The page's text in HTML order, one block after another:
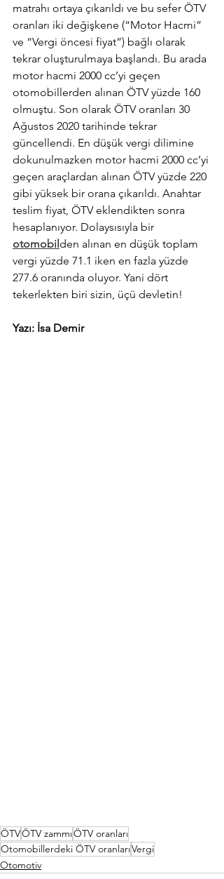
matrahı ortaya çıkarıldı ve bu sefer ÖTV
oranları iki değişkene (“Motor Hacmi”
ve “Vergi öncesi fiyat”) bağlı olarak
tekrar oluşturulmaya başlandı. Bu arada
motor hacmi 2000 cc’yi geçen
otomobillerden alınan ÖTV yüzde 160
olmuştu. Son olarak ÖTV oranları 30
Ağustos 2020 tarihinde tekrar
güncellendi. En düşük vergi dilimine
dokunulmazken motor hacmi 2000 cc’yi
geçen araçlardan alınan ÖTV yüzde 220
gibi yüksek bir orana çıkarıldı. Anahtar
teslim fiyat, ÖTV eklendikten sonra
hesaplanıyor. Dolaysısıyla bir
otomobil den alınan en düşük toplam
vergi yüzde 71.1 iken en fazla yüzde
277.6 oranında oluyor. Yani dört
tekerlekten biri sizin, üçü devletin!
Yazı: İsa Demir
ÖTVÖTV zammıÖTV oranları
Otomobillerdeki ÖTV oranlarıVergi
Otomotiv